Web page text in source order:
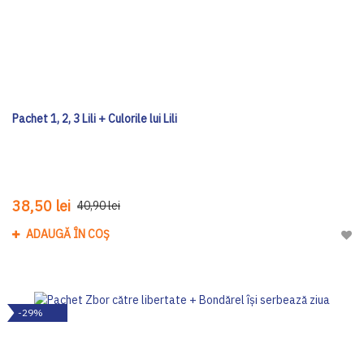
Pachet 1, 2, 3 Lili + Culorile lui Lili
38,50 lei 40,90 lei
ADAUGĂ ÎN COȘ
-29%